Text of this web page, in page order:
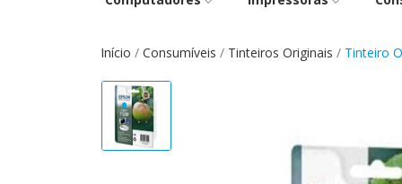
Início Consumíveis Tinteiros Originais Tinteiro